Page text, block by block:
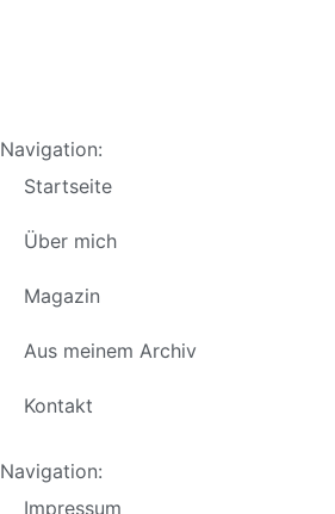
Navigation:
Startseite
Über mich
Magazin
Aus meinem Archiv
Kontakt
Navigation:
Impressum